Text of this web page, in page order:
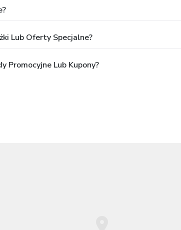
Lub Oferty Specjalne?
Promocyjne Lub Kupony?